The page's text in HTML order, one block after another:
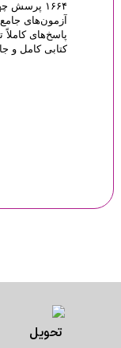
۱۶۶۴ پرسش چهارگزینه‌ای با پاسخ‌های کاملاً تشریحی
آزمون‌های
پاسخ‌های
کتابی کامل و